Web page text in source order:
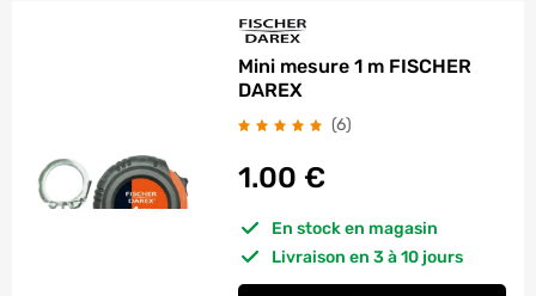
Mini mesure 1 m FISCHER
DAREX
(6)
1.00 €
En stock en magasin
Livraison en 3 à 10 jours